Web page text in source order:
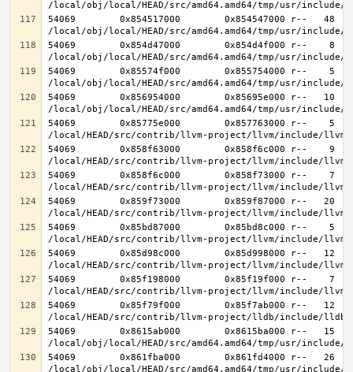
54069        0x854517000        0x854547000 r--   48
54069        0x854d47000        0x854d4f000 r--    8
54069        0x85574f000        0x855754000 r--    5
54069        0x856954000        0x85695e000 r--   10
54069        0x85775e000        0x857763000 r--    5
54069        0x858f63000        0x858f6c000 r--    9
54069        0x858f6c000        0x858f73000 r--    7
54069        0x859f73000        0x859f87000 r--   20
54069        0x85bd87000        0x85bd8c000 r--    5
54069        0x85d98c000        0x85d998000 r--   12
54069        0x85f198000        0x85f19f000 r--    7
54069        0x85f79f000        0x85f7ab000 r--   12
54069        0x8615ab000        0x8615ba000 r--   15
54069        0x861fba000        0x861fd4000 r--   26